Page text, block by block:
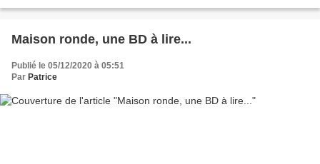
Maison ronde, une BD à lire...
Publié le 05/12/2020 à 05:51
Par Patrice